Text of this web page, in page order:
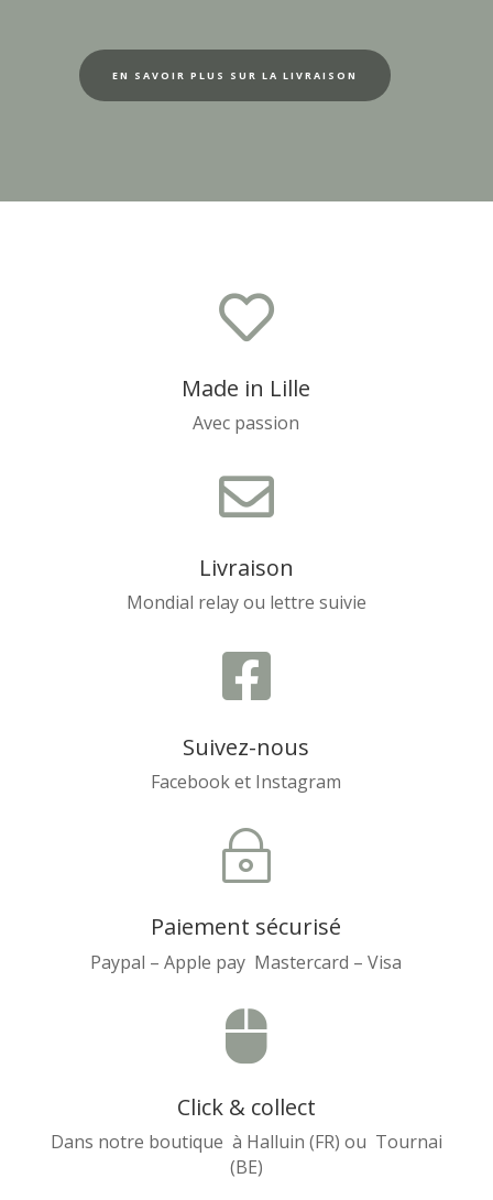
EN SAVOIR PLUS SUR LA LIVRAISON

Made in Lille
Avec passion

Livraison
Mondial relay ou lettre suivie

Suivez-nous
Facebook et Instagram
~
Paiement sécurisé
Paypal – Apple pay Mastercard – Visa

Click & collect
Dans notre boutique à Halluin (FR) ou Tournai
(BE)